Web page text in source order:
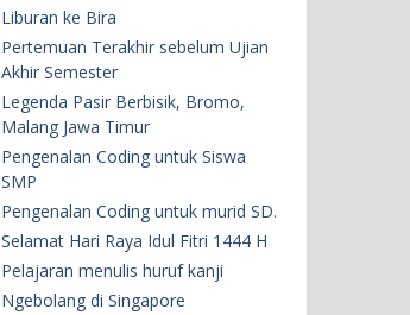
Liburan ke Bira
Pertemuan Terakhir sebelum Ujian
Akhir Semester
Legenda Pasir Berbisik, Bromo,
Malang Jawa Timur
Pengenalan Coding untuk Siswa
SMP
Pengenalan Coding untuk murid SD.
Selamat Hari Raya Idul Fitri 1444 H
Pelajaran menulis huruf kanji
Ngebolang di Singapore